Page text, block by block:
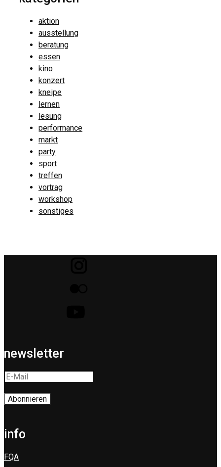
aktion
ausstellung
beratung
essen
kino
konzert
kneipe
lernen
lesung
performance
markt
party
sport
treffen
vortrag
workshop
sonstiges
newsletter
info
FQA